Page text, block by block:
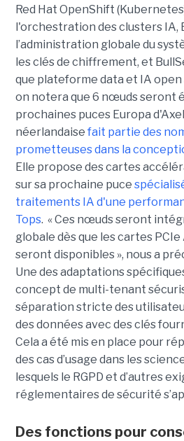
Red Hat OpenShift
l'orchestration des clusters IA,
l’administration globale du
les clés de chiffrement, et
que plateforme data et IA open
on notera que 6 nœuds seront
prochaines puces Europa
néerlandaise fait partie des
prometteuses dans la
Elle propose des cartes
sur sa prochaine puce
traitements IA d'une
Tops. « Ces nœuds seront
globale dès que les cartes
seront disponibles », nous a
Une des adaptations
concept de multi-tenant
séparation stricte des
des données avec des clés
Cela a été mis en place pour
des cas d’usage dans les
lesquels le RGPD et d’autres
réglementaires de sécurité
Des fonctions pour